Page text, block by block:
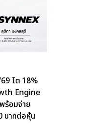
โต 18%
Engine
ร้อมจ่าย
บาทต่อหุ้น